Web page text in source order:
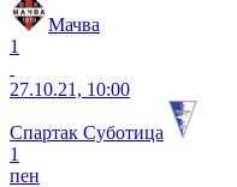
Мачва
1
27.10.21, 10:00
Спартак Суботица
1
пен